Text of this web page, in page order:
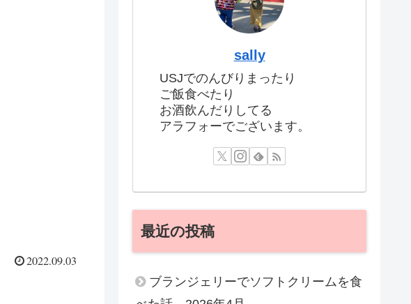
2022.09.03
sally
USJでのんびりまったり
ご飯食べたり
お酒飲んだりしてる
アラフォーでございます。
最近の投稿
ブランジェリーでソフトクリームを食